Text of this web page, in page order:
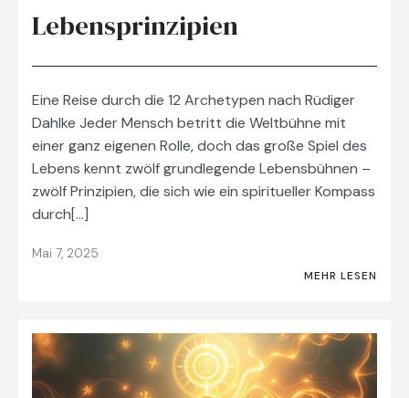
Lebensprinzipien
Eine Reise durch die 12 Archetypen nach Rüdiger
Dahlke Jeder Mensch betritt die Weltbühne mit
einer ganz eigenen Rolle, doch das große Spiel des
Lebens kennt zwölf grundlegende Lebensbühnen –
zwölf Prinzipien, die sich wie ein spiritueller Kompass
durch[…]
Mai 7, 2025
MEHR LESEN